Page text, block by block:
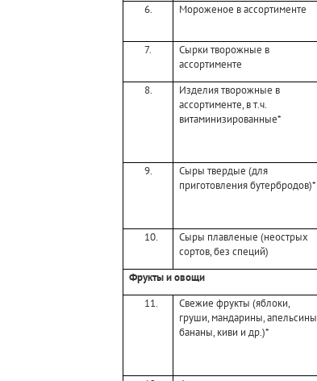
6. Мороженое в ассортименте
7.
Сырки творожные в
ассортименте
8.
Изделия творожные в
ассортименте, в т.ч.
витаминизированные*
9.
Сыры твердые (для
приготовления бутербродов)*
10.
Сыры плавленые (неострых
сортов, без специй)
Фрукты и овощи
11.
Свежие фрукты (яблоки,
груши, мандарины, апельсины,
бананы, киви и др.)*